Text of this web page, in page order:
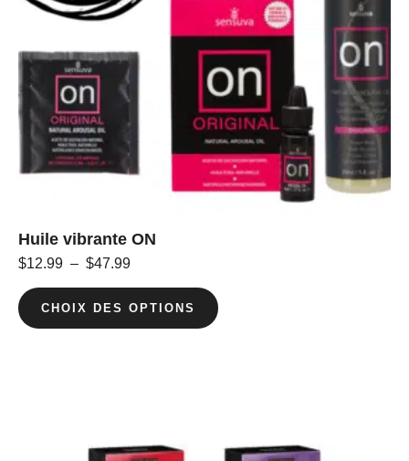
Huile vibrante ON
$12.99 – $47.99
CHOIX DES OPTIONS